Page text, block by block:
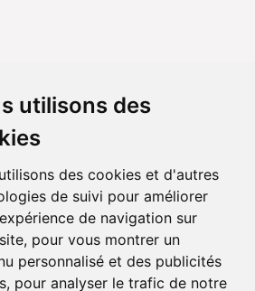
utilisons des
des cookies et d'autres
de suivi pour améliorer
de navigation sur
pour vous montrer un
personnalisé et des publicités
pour analyser le trafic de notre
PERSONNELLES
DE COOKIES